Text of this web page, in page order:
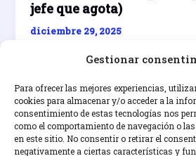
Gestionar
Para ofrecer las mejores experiencias,
cookies para almacenar y/o acceder a la
consentimiento de estas tecnologías nos
como el comportamiento de navegación o
en este sitio. No consentir o retirar el
negativamente a ciertas características y
jefe que agota)
diciembre 29, 2025
Aprende a ser un líder inspirador
liderazgo.
Cómo
ser
un
Leer entrada »